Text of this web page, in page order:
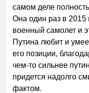
самом деле
Она один раз в 2015
военный самолет и
Путина любит и
его позиции,
чем-то сильнее
придется надолго
фактом.